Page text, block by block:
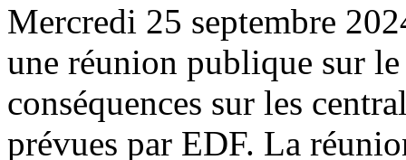
Mercredi 25 septembre
une réunion publique sur
conséquences sur les
prévues par EDF. La